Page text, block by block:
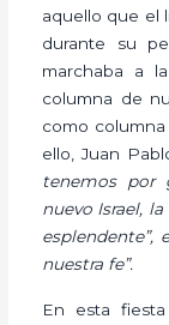
aquello que el
durante su
marchaba a
columna de
como columna
ello, Juan
tenemos por
nuevo Israel, la
esplendente”,
nuestra fe”.
En esta